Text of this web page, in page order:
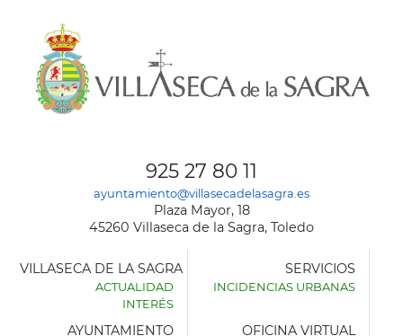
925 27 80 11
ayuntamiento@villasecadelasagra.es
Plaza Mayor, 18
45260 Villaseca de la Sagra, Toledo
VILLASECA DE LA SAGRA
ACTUALIDAD
INTERÉS
SERVICIOS
INCIDENCIAS URBANAS
AYUNTAMIENTO OFICINA VIRTUAL